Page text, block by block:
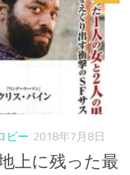
ビー 2018年7月8日
上に残った最